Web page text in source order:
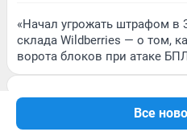
Все
«Начал угрожать штрафом в
склада Wildberries — о том,
ворота блоков при атаке